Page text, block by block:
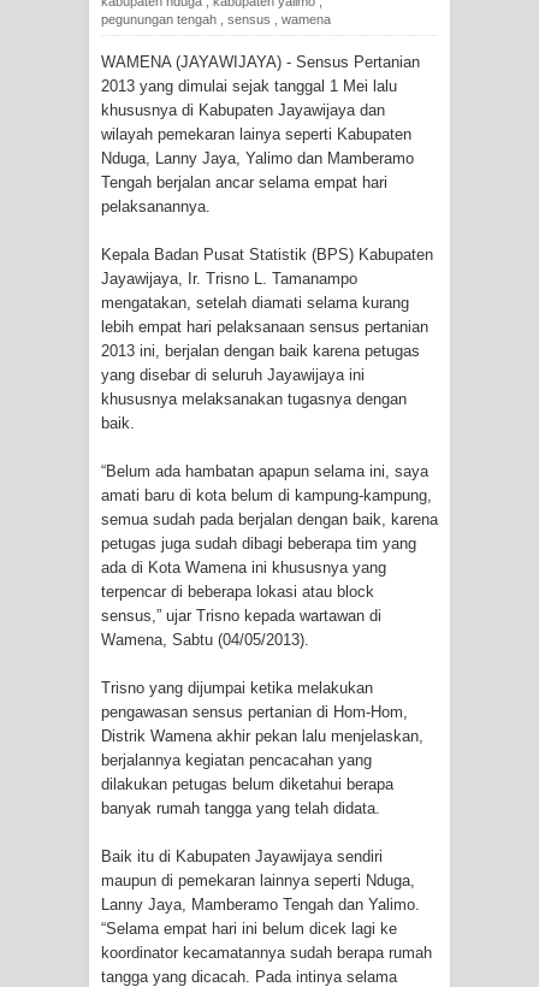
Tiga Personel Polresta Jayapura Kota
Jalani Sidang BP4R di Jayapura
Kapolresta Jayapura Kota
Mengapresiasi Antusiasme Warga
Saat Nonton Bareng Final Piala Dunia
2026 di Lapangan Karang PTC Entrop
Kebakaran Hanguskan Satu Rumah
di Kompleks Asrama Polisi Sorong
Cenderawasih di Ujung Barat Papua
Profil Lengkap Provinsi Papua, Bumi
Cenderawasih di Ujung Timur
Indonesia
Istimewa di Ujung Sumatera
Lima Rumah Pribadi Terbakar Di
Hamadi Jayapura Selatan
Gempa M3,3 Guncang Nabire, BMKG
Imbau Waspada Susulan
Mama-Mama Pasar Lama Sentani
pegunungan tengah
sensus wamena
WAMENA (JAYAWIJAYA) - Sensus Pertanian
2013 yang dimulai sejak tanggal 1 Mei lalu
khususnya di Kabupaten Jayawijaya dan
wilayah pemekaran lainya seperti Kabupaten
Nduga, Lanny Jaya, Yalimo dan Mamberamo
Tengah berjalan ancar selama empat hari
pelaksanannya.
Kepala Badan Pusat Statistik (BPS) Kabupaten
Jayawijaya, Ir. Trisno L. Tamanampo
mengatakan, setelah diamati selama kurang
lebih empat hari pelaksanaan sensus pertanian
2013 ini, berjalan dengan baik karena petugas
yang disebar di seluruh Jayawijaya ini
khususnya melaksanakan tugasnya dengan
baik.
“Belum ada hambatan apapun selama ini, saya
amati baru di kota belum di kampung-kampung,
semua sudah pada berjalan dengan baik, karena
petugas juga sudah dibagi beberapa tim yang
ada di Kota Wamena ini khususnya yang
terpencar di beberapa lokasi atau block
sensus,” ujar Trisno kepada wartawan di
Wamena, Sabtu (04/05/2013).
Trisno yang dijumpai ketika melakukan
pengawasan sensus pertanian di Hom-Hom,
Distrik Wamena akhir pekan lalu menjelaskan,
berjalannya kegiatan pencacahan yang
dilakukan petugas belum diketahui berapa
banyak rumah tangga yang telah didata.
Baik itu di Kabupaten Jayawijaya sendiri
maupun di pemekaran lainnya seperti Nduga,
Lanny Jaya, Mamberamo Tengah dan Yalimo.
“Selama empat hari ini belum dicek lagi ke
koordinator kecamatannya sudah berapa rumah
tangga yang dicacah. Pada intinya selama